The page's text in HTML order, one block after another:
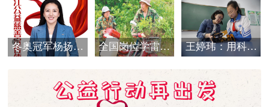
冬奥冠军杨扬被
首...
音...
全国岗位学雷锋
王婷玮：用科技
的...